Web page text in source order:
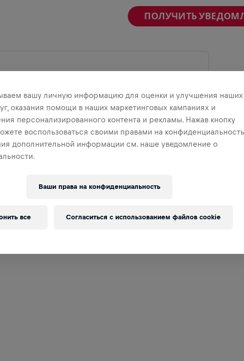
ПОЛУЧИТЬ
КАРТУ
вашу личную информацию для оценки и улучшения наших
оказания помощи в наших маркетинговых кампаниях и
персонализированного контента и рекламы. Нажав кнопку
воспользоваться своими правами на
дополнительной информации см. наше уведомление о
Ваши права на конфиденциальность
все Согласиться с использованием файлов cookie